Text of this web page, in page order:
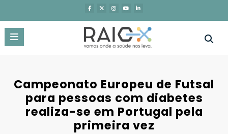
o
conteúdo
Campeonato Europeu de Futsal
para pessoas com diabetes
realiza-se em Portugal pela
primeira vez